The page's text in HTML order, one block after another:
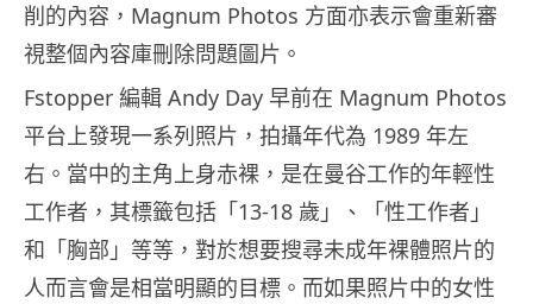
削的內容，Magnum Photos 方面亦表示會重新審
視整個內容庫刪除問題圖片。
Fstopper 編輯 Andy Day 早前在 Magnum Photos
平台上發現一系列照片，拍攝年代為 1989 年左
右。當中的主角上身赤裸，是在曼谷工作的年輕性
工作者，其標籤包括「13-18 歲」、「性工作者」
和「胸部」等等，對於想要搜尋未成年裸體照片的
人而言會是相當明顯的目標。而如果照片中的女性